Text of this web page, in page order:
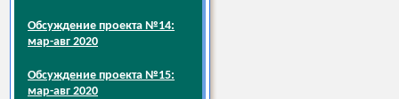
Обсуждение проекта №14:
мар-авг 2020
Обсуждение проекта №15:
мар-авг 2020